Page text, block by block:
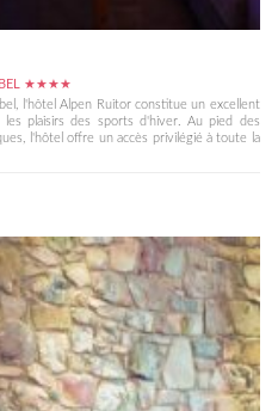
★★★★
l'hôtel Alpen Ruitor constitue un excellent
plaisirs des sports d'hiver. Au pied des
l'hôtel offre un accès privilégié à toute la